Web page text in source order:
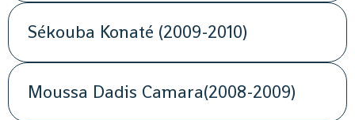
Sékouba Konaté (2009-2010)
Moussa Dadis Camara(2008-2009)